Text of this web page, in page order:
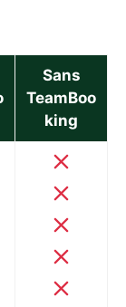
Sans
TeamBoo
king